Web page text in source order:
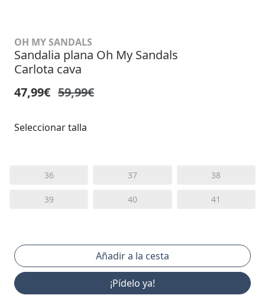
OH MY SANDALS
Sandalia plana Oh My Sandals
Carlota cava
47,99€ 59,99€
Seleccionar talla
36 37 38
39 40 41
¡Pídelo ya!